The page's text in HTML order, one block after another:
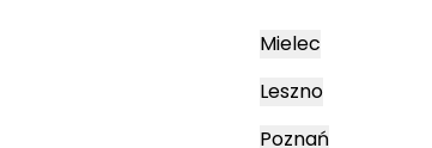
Mielec
Leszno
Poznań